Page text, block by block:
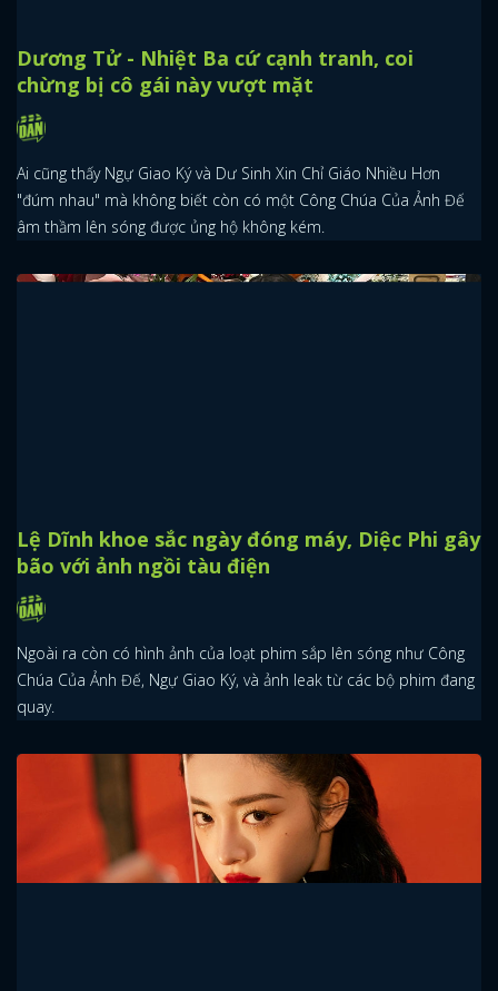
Dương Tử - Nhiệt Ba cứ cạnh tranh, coi
chừng bị cô gái này vượt mặt
Ai cũng thấy Ngự Giao Ký và Dư Sinh Xin Chỉ Giáo Nhiều Hơn
"đúm nhau" mà không biết còn có một Công Chúa Của Ảnh Đế
âm thầm lên sóng được ủng hộ không kém.
Lệ Dĩnh khoe sắc ngày đóng máy, Diệc Phi gây
bão với ảnh ngồi tàu điện
Ngoài ra còn có hình ảnh của loạt phim sắp lên sóng như Công
Chúa Của Ảnh Đế, Ngự Giao Ký, và ảnh leak từ các bộ phim đang
quay.